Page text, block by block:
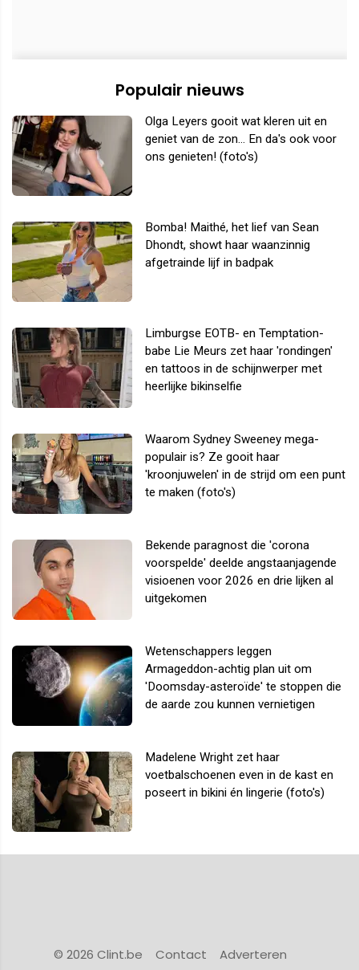
Populair nieuws
Olga Leyers gooit wat kleren uit en
geniet van de zon... En da's ook voor
ons genieten! (foto's)
Bomba! Maithé, het lief van Sean
Dhondt, showt haar waanzinnig
afgetrainde lijf in badpak
Limburgse EOTB- en Temptation-
babe Lie Meurs zet haar 'rondingen'
en tattoos in de schijnwerper met
heerlijke bikinselfie
Waarom Sydney Sweeney mega-
populair is? Ze gooit haar
'kroonjuwelen' in de strijd om een punt
te maken (foto's)
Bekende paragnost die 'corona
voorspelde' deelde angstaanjagende
visioenen voor 2026 en drie lijken al
uitgekomen
Wetenschappers leggen
Armageddon-achtig plan uit om
'Doomsday-asteroïde' te stoppen die
de aarde zou kunnen vernietigen
Madelene Wright zet haar
voetbalschoenen even in de kast en
poseert in bikini én lingerie (foto's)
© 2026 Clint.be Contact
Adverteren